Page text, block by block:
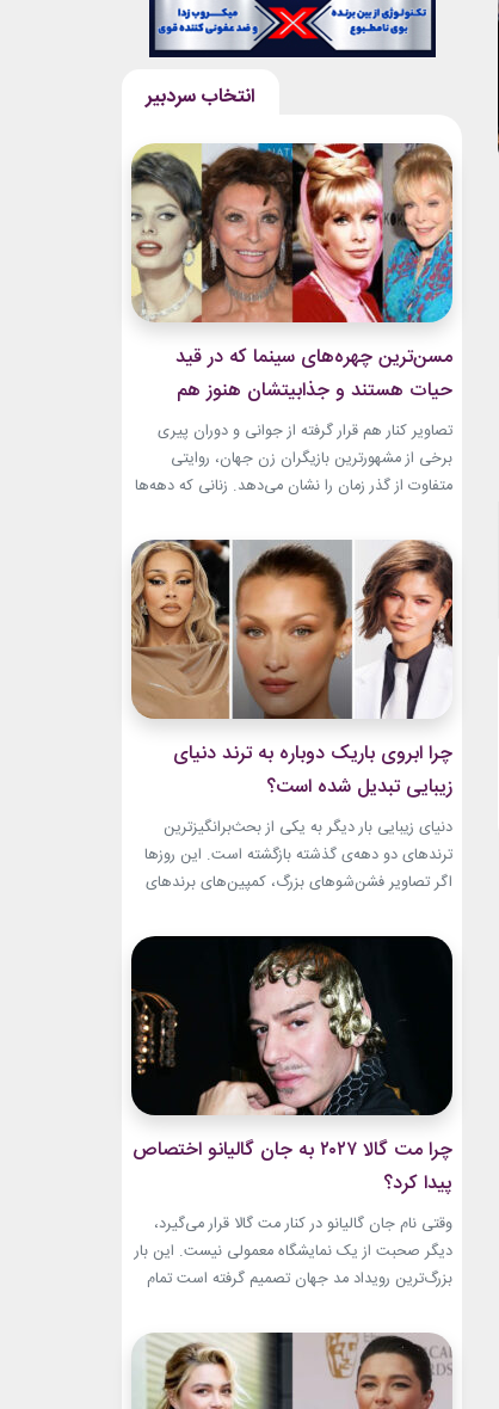
مسن‌ترین چهره‌های سینما که در قید
حیات هستند و جذابیتشان هنوز هم
باقیست!
تصاویر کنار هم قرار گرفته از جوانی و دوران پیری
برخی از مشهورترین بازیگران زن جهان، روایتی
متفاوت از گذر زمان را نشان می‌دهد. زنانی که دهه‌ها
و میراث هنری خود الهام‌بخش هستند. بازیگران زن
مسن سینما ثابت کرده‌اند که جذابیت واقعی تنها به
سال‌های جوانی محدود...
چرا ابروی باریک دوباره به ترند دنیای
زیبایی تبدیل شده است؟
دنیای زیبایی بار دیگر به یکی از بحث‌برانگیزترین
ترندهای دو دهه‌ی گذشته بازگشته است. این روزها
اگر تصاویر فشن‌شوهای بزرگ، کمپین‌های برندهای
حضور ابروی باریک مدرن را به‌وضوح خواهید دید. با
این حال، این بازگشت شباهت چندانی به ابروهای
بسیار نازک دهه ۱۹۹۰ و اوایل دهه...
چرا مت گالا ۲۰۲۷ به جان گالیانو اختصاص
پیدا کرد؟
وقتی نام جان گالیانو در کنار مت گالا قرار می‌گیرد،
دیگر صحبت از یک نمایشگاه معمولی نیست. این بار
بزرگ‌ترین رویداد مد جهان تصمیم گرفته است تمام
طراحان تاریخ را به تصویر بکشد. نمایشگاه John
Galliano: Horizons که با عنوان «افق‌های جان
گالیانو» شناخته می‌شود، فقط مرور لباس‌های...